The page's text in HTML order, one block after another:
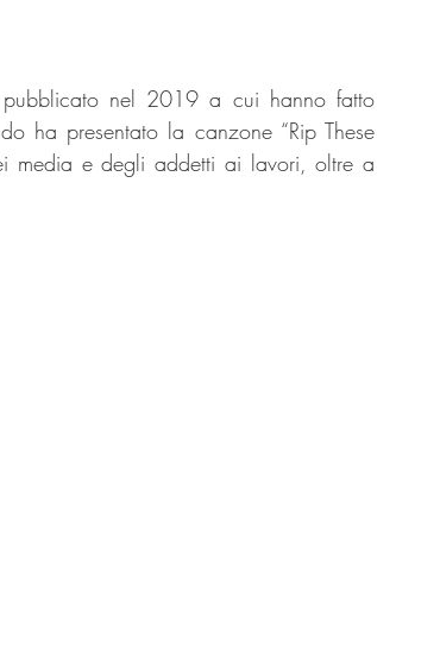
nel 2019 a cui hanno fatto
ha presentato la canzone “Rip These
media e degli addetti ai lavori, oltre a